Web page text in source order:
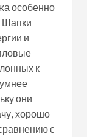
особенно
Шапки
и
к
они
хорошо
с